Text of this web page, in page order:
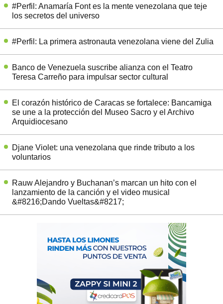
#Perfil: Anamaría Font es la mente venezolana que teje
los secretos del universo
#Perfil: La primera astronauta venezolana viene del Zulia
Banco de Venezuela suscribe alianza con el Teatro
Teresa Carreño para impulsar sector cultural
El corazón histórico de Caracas se fortalece: Bancamiga
se une a la protección del Museo Sacro y el Archivo
Arquidiocesano
Djane Violet: una venezolana que rinde tributo a los
voluntarios
Rauw Alejandro y Buchanan’s marcan un hito con el
lanzamiento de la canción y el video musical
&#8216;Dando Vueltas&#8217;